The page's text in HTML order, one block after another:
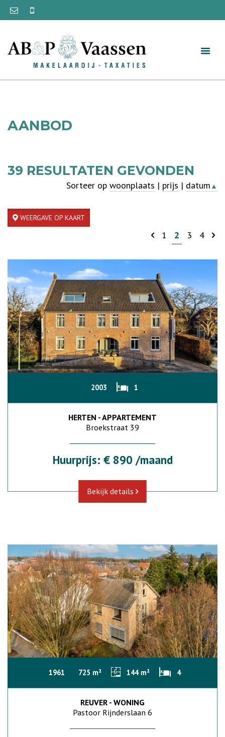
AANBOD
39 RESULTATEN GEVONDEN
Sorteer op woonplaats | prijs | datum ▲
WEERGAVE OP KAART
1 2 3 4
2003 1
HERTEN - APPARTEMENT
Broekstraat 39
Huurprijs: € 890 /maand
Bekijk details
1961 725 m² 144 m² 4
REUVER - WONING
Pastoor Rijnderslaan 6